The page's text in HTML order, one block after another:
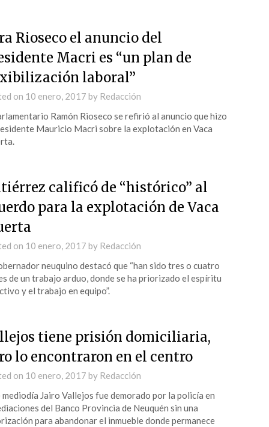
Rioseco el anuncio del
Macri es “un plan de
laboral”
on 10 enero, 2017 by Redacción
Ramón Rioseco se refirió al anuncio que hizo
Mauricio Macri sobre la explotación en Vaca
calificó de “histórico” al
para la explotación de Vaca
on 10 enero, 2017 by Redacción
neuquino destacó que “han sido tres o cuatro
de un trabajo arduo, donde se ha priorizado el espíritu
y el trabajo en equipo”.
tiene prisión domiciliaria,
lo encontraron en el centro
on 10 enero, 2017 by Redacción
mediodía Jairo Vallejos fue demorado por la policía en
del Banco Provincia de Neuquén sin una
para abandonar el inmueble donde permanece